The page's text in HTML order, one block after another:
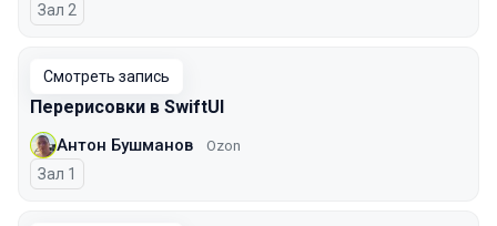
Зал 2
Смотреть запись
Перерисовки в SwiftUI
Антон Бушманов Ozon
Зал 1